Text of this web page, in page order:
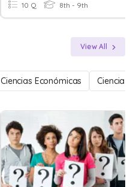
10 Q 8th - 9th
View All
Ciencias Económicas Ciencia